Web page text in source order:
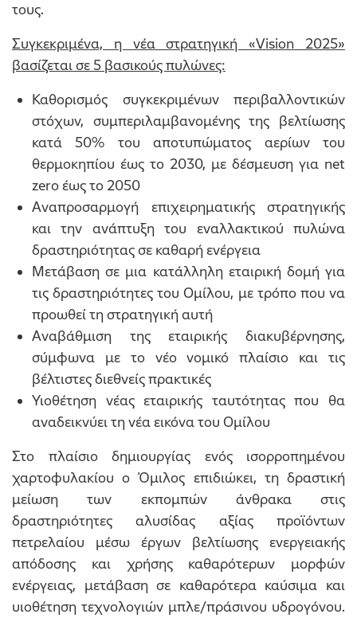
τους.
Συγκεκριμένα, η νέα στρατηγική «Vision 2025»
βασίζεται σε 5 βασικούς πυλώνες:
Καθορισμός συγκεκριμένων περιβαλλοντικών
στόχων, συμπεριλαμβανομένης της βελτίωσης
κατά 50% του αποτυπώματος αερίων του
θερμοκηπίου έως το 2030, με δέσμευση για net
zero έως το 2050
Αναπροσαρμογή επιχειρηματικής στρατηγικής
και την ανάπτυξη του εναλλακτικού πυλώνα
δραστηριότητας σε καθαρή ενέργεια
Μετάβαση σε μια κατάλληλη εταιρική δομή για
τις δραστηριότητες του Ομίλου, με τρόπο που να
προωθεί τη στρατηγική αυτή
Αναβάθμιση της εταιρικής διακυβέρνησης,
σύμφωνα με το νέο νομικό πλαίσιο και τις
βέλτιστες διεθνείς πρακτικές
Υιοθέτηση νέας εταιρικής ταυτότητας που θα
αναδεικνύει τη νέα εικόνα του Ομίλου
Στο πλαίσιο δημιουργίας ενός ισορροπημένου
χαρτοφυλακίου ο Όμιλος επιδιώκει, τη δραστική
μείωση των εκπομπών άνθρακα στις
δραστηριότητες αλυσίδας αξίας προϊόντων
πετρελαίου μέσω έργων βελτίωσης ενεργειακής
απόδοσης και χρήσης καθαρότερων μορφών
ενέργειας, μετάβαση σε καθαρότερα καύσιμα και
υιοθέτηση τεχνολογιών μπλε/πράσινου υδρογόνου.